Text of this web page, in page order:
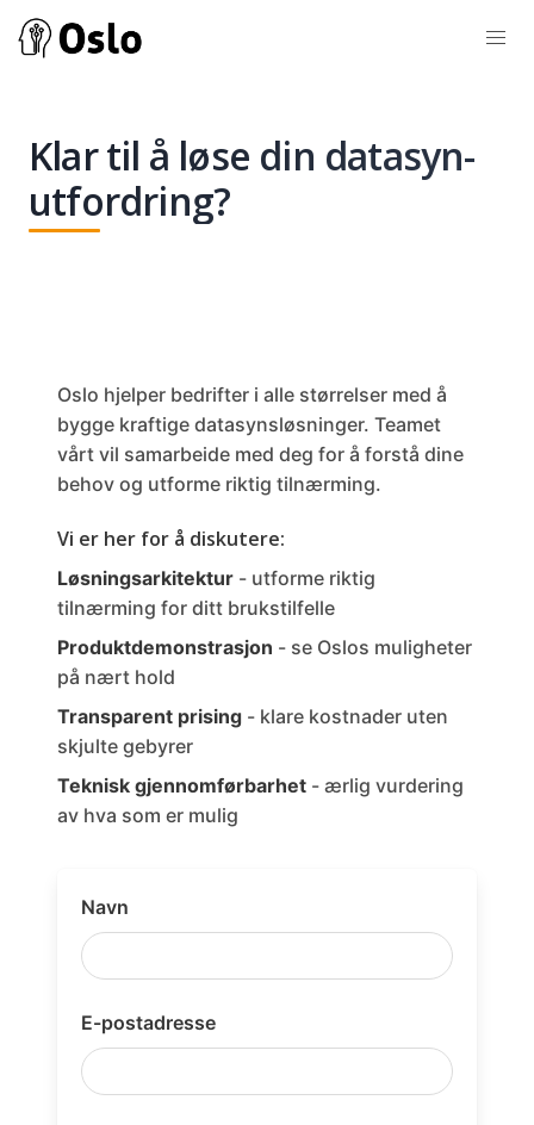
Klar til å løse din datasyn-
utfordring?
Oslo hjelper bedrifter i alle størrelser med å
bygge kraftige datasynsløsninger. Teamet
vårt vil samarbeide med deg for å forstå dine
behov og utforme riktig tilnærming.
Vi er her for å diskutere:
Løsningsarkitektur - utforme riktig
tilnærming for ditt brukstilfelle
Produktdemonstrasjon - se Oslos muligheter
på nært hold
Transparent prising - klare kostnader uten
skjulte gebyrer
Teknisk gjennomførbarhet - ærlig vurdering
av hva som er mulig
Navn
E-postadresse